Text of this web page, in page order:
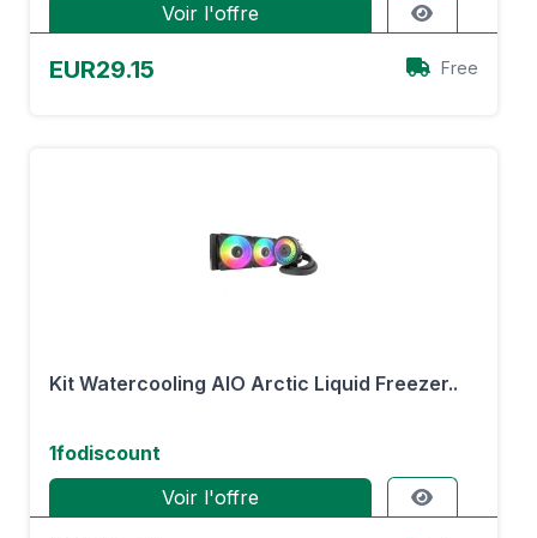
Voir l'offre
EUR29.15 Free
Kit Watercooling AIO Arctic Liquid Freezer..
1fodiscount
Voir l'offre